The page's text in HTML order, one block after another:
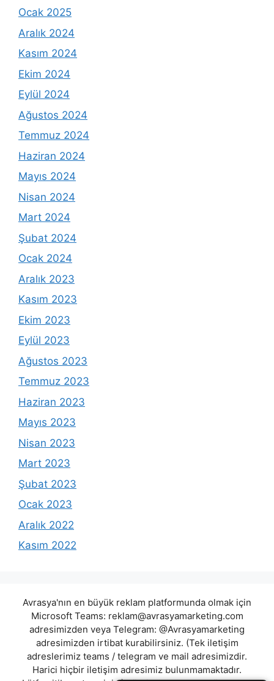
Ocak 2025
Aralık 2024
Kasım 2024
Ekim 2024
Eylül 2024
Ağustos 2024
Temmuz 2024
Haziran 2024
Mayıs 2024
Nisan 2024
Mart 2024
Şubat 2024
Ocak 2024
Aralık 2023
Kasım 2023
Ekim 2023
Eylül 2023
Ağustos 2023
Temmuz 2023
Haziran 2023
Mayıs 2023
Nisan 2023
Mart 2023
Şubat 2023
Ocak 2023
Aralık 2022
Kasım 2022
Avrasya'nın en büyük reklam platformunda olmak için
Microsoft Teams: reklam@avrasyamarketing.com
adresimizden veya Telegram: @Avrasyamarketing
adresimizden irtibat kurabilirsiniz. (Tek iletişim
adreslerimiz teams / telegram ve mail adresimizdir.
Harici hiçbir iletişim adresimiz bulunmamaktadır.